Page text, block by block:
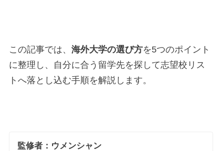
この記事では、 海外大学の選び方を5つのポイント
に整理し、自分に合う留学先を探して志望校リス
トへ落とし込む手順を解説します。
監修者：ウメンシャン